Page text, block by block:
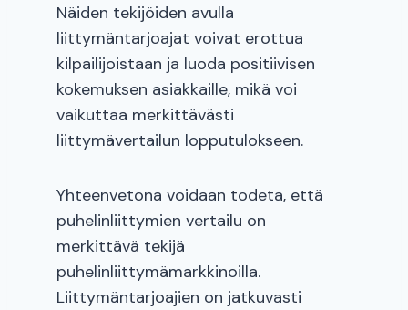
Näiden tekijöiden avulla
liittymäntarjoajat voivat erottua
kilpailijoistaan ja luoda positiivisen
kokemuksen asiakkaille, mikä voi
vaikuttaa merkittävästi
liittymävertailun lopputulokseen.
Yhteenvetona voidaan todeta, että
puhelinliittymien vertailu on
merkittävä tekijä
puhelinliittymämarkkinoilla.
Liittymäntarjoajien on jatkuvasti